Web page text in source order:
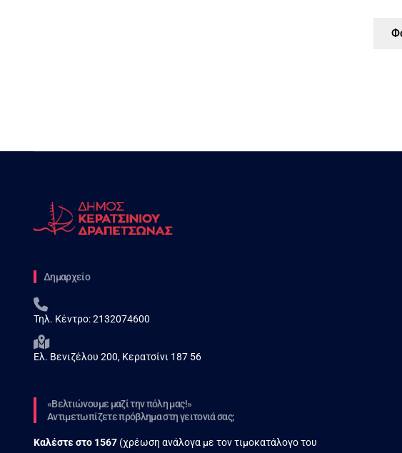
Δημαρχείο
Τηλ. Κέντρο:2132074600
Ελ. Βενιζέλου 200, Κερατσίνι 187 56
«Βελτιώνουμε μαζί την πόλη μας!»
Αντιμετωπίζετε πρόβλημα στη γειτονιά σας;
Καλέστε στο 1567 (χρέωση ανάλογα με τον τιμοκατάλογο του